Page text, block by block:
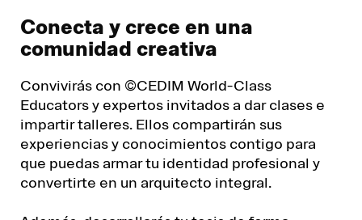
Conecta y crece en una
comunidad creativa
Convivirás con ©CEDIM World-Class
Educators y expertos invitados a dar clases e
impartir talleres. Ellos compartirán sus
experiencias y conocimientos contigo para
que puedas armar tu identidad profesional y
convertirte en un arquitecto integral.